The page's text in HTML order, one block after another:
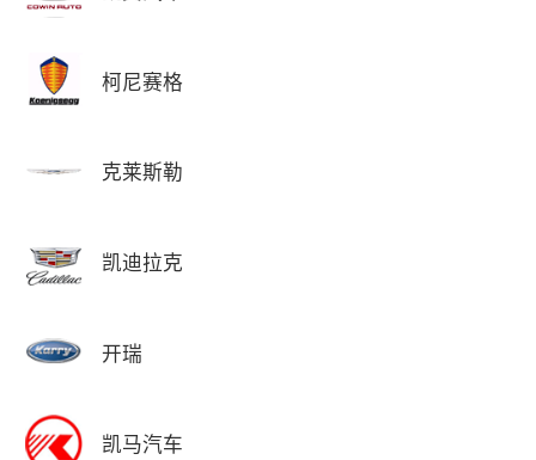
柯尼赛格
克莱斯勒
凯迪拉克
开瑞
凯马汽车